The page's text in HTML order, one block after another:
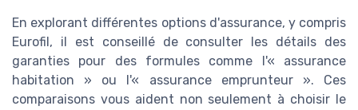
En explorant différentes options d'assurance, y compris
Eurofil, il est conseillé de consulter les détails des
garanties pour des formules comme l'« assurance
habitation » ou l'« assurance emprunteur ». Ces
comparaisons vous aident non seulement à choisir le